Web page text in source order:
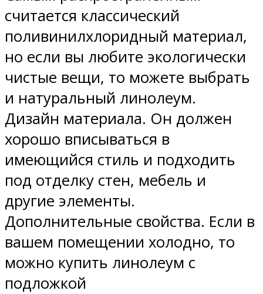
считается классический
поливинилхлоридный материал,
но если вы любите экологически
чистые вещи, то можете выбрать
и натуральный линолеум.
Дизайн материала. Он должен
хорошо вписываться в
имеющийся стиль и подходить
под отделку стен, мебель и
другие элементы.
Дополнительные свойства. Если в
вашем помещении холодно, то
можно купить линолеум с
подложкой